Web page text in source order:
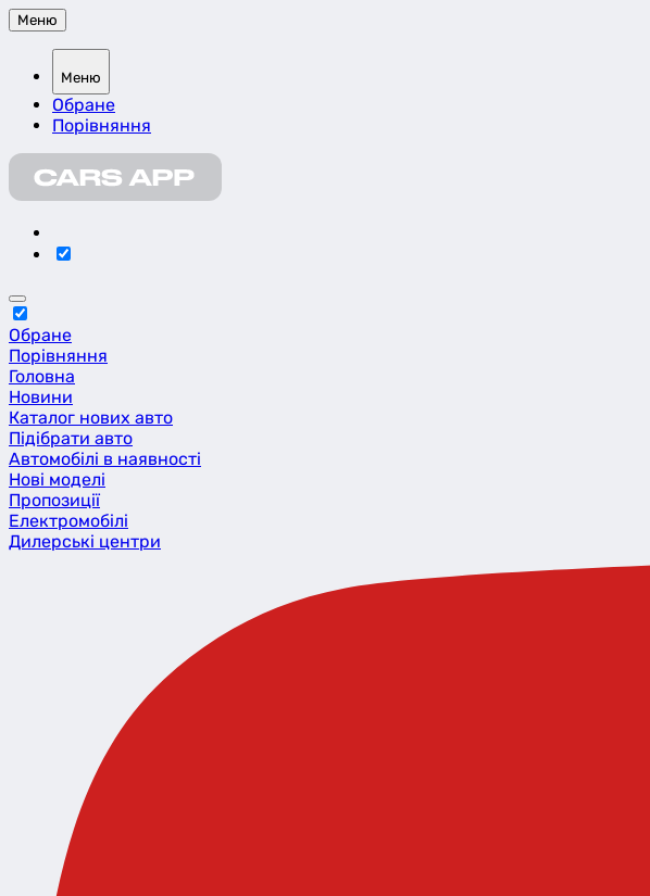
Меню
Меню
Обране
Порівняння
Обране
Порівняння
Головна
Новини
Каталог нових авто
Підібрати авто
Автомобілі в наявності
Нові моделі
Пропозиції
Eлектромобілі
Дилерські центри